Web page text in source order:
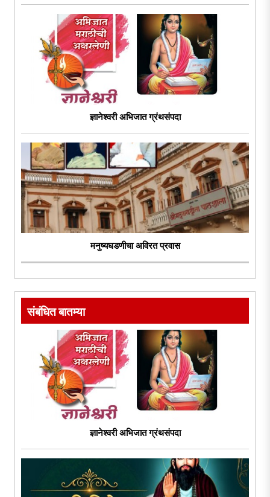
ज्ञानेश्वरी अभिजात ग्रंथसंपदा
मनुष्यघडणीचा अविरत प्रवास
संबंधित बातम्या
ज्ञानेश्वरी अभिजात ग्रंथसंपदा